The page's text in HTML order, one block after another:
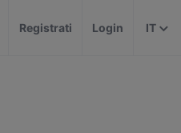
Registrati Login IT